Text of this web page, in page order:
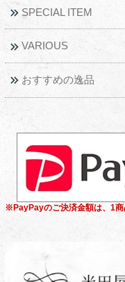
SPECIAL ITEM
VARIOUS
おすすめの逸品
※PayPayのご決済金額は、1商